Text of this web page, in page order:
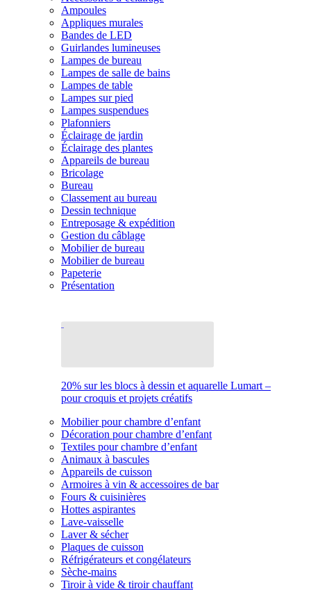
Ampoules
Appliques murales
Bandes de LED
Guirlandes lumineuses
Lampes de bureau
Lampes de salle de bains
Lampes de table
Lampes sur pied
Lampes suspendues
Plafonniers
Éclairage de jardin
Éclairage des plantes
Appareils de bureau
Bricolage
Bureau
Classement au bureau
Dessin technique
Entreposage & expédition
Gestion du câblage
Mobilier de bureau
Mobilier de bureau
Papeterie
Présentation
20% sur les blocs à dessin et aquarelle Lumart –
pour croquis et projets créatifs
Mobilier pour chambre d’enfant
Décoration pour chambre d’enfant
Textiles pour chambre d’enfant
Animaux à bascules
Appareils de cuisson
Armoires à vin & accessoires de bar
Fours & cuisinières
Hottes aspirantes
Lave-vaisselle
Laver & sécher
Plaques de cuisson
Réfrigérateurs et congélateurs
Sèche-mains
Tiroir à vide & tiroir chauffant